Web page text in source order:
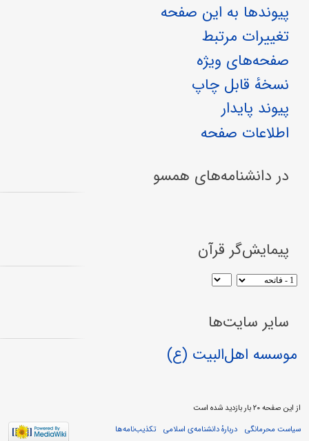
پیوندها به این صفحه
تغییرات مرتبط
صفحه‌های ویژه
نسخهٔ قابل چاپ
پیوند پایدار
اطلاعات صفحه
در دانشنامه‌های همسو
پیمایش‌گر قرآن
سایر سایت‌ها
موسسه اهل‌البیت (ع)
از این صفحه ۲۰ بار بازدید شده است
سیاست محرمانگی
دربارهٔ دانشنامه‌ی اسلامی تکذیب‌نامه‌ها